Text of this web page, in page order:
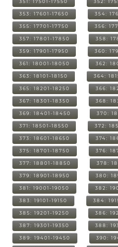
351: 17501-17550 352:
353: 17601-17650 354:
355: 17701-17750 356:
357: 17801-17850 358:
359: 17901-17950 360:
361: 18001-18050 362:
363: 18101-18150 364:
365: 18201-18250 366:
367: 18301-18350 368:
369: 18401-18450 370:
371: 18501-18550 372:
373: 18601-18650 374:
375: 18701-18750 376:
377: 18801-18850 378:
379: 18901-18950 380:
381: 19001-19050 382:
383: 19101-19150 384:
385: 19201-19250 386:
387: 19301-19350 388:
389: 19401-19450 390: